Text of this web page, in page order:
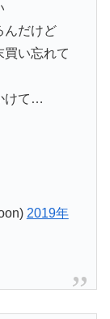
んだけど
買い忘れて
けて…
2019年